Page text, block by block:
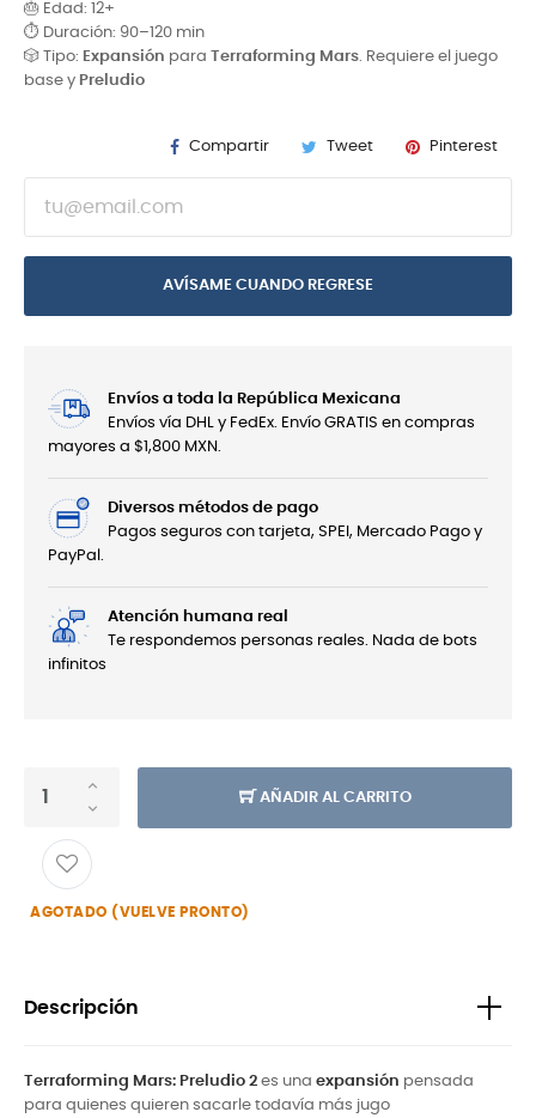
🎂 Edad: 12+
⏱ Duración: 90–120 min
🎲 Tipo: Expansión para Terraforming Mars. Requiere el juego
base y Preludio
Compartir Tweet Pinterest
AVÍSAME CUANDO REGRESE
Envíos a toda la República Mexicana
Envíos vía DHL y FedEx. Envío GRATIS en compras
mayores a $1,800 MXN.
Diversos métodos de pago
Pagos seguros con tarjeta, SPEI, Mercado Pago y
PayPal.
Atención humana real
Te respondemos personas reales. Nada de bots
infinitos
AÑADIR AL CARRITO
AGOTADO (VUELVE PRONTO)
Descripción
Terraforming Mars: Preludio 2 es una expansión pensada
para quienes quieren sacarle todavía más jugo